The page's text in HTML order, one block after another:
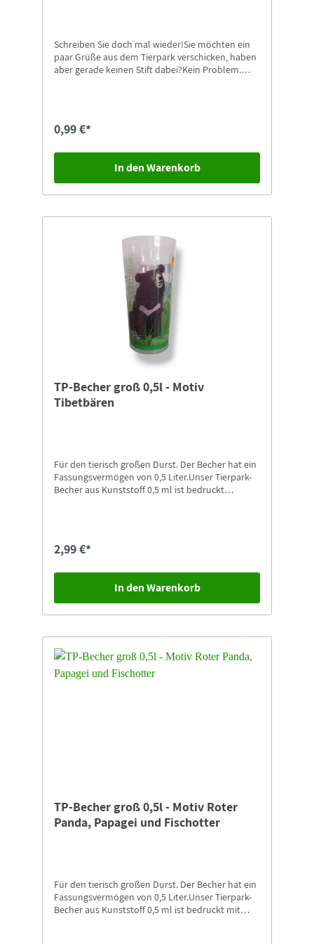
Schreiben Sie doch mal wieder!Sie möchten ein
paar Grüße aus dem Tierpark verschicken, haben
aber gerade keinen Stift dabei?Kein Problem.
0,99 €*
In den Warenkorb
TP-Becher groß 0,5l - Motiv
Tibetbären
Für den tierisch großen Durst. Der Becher hat ein
Fassungsvermögen von 0,5 Liter.Unser Tierpark-
Becher aus Kunststoff 0,5 ml ist bedruckt
2,99 €*
In den Warenkorb
TP-Becher groß 0,5l - Motiv Roter
Panda, Papagei und Fischotter
Für den tierisch großen Durst. Der Becher hat ein
Fassungsvermögen von 0,5 Liter.Unser Tierpark-
Becher aus Kunststoff 0,5 ml ist bedruckt mit